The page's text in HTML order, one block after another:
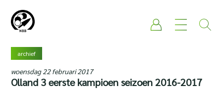
archief
woensdag 22 februari 2017
Olland 3 eerste kampioen seizoen 2016-2017